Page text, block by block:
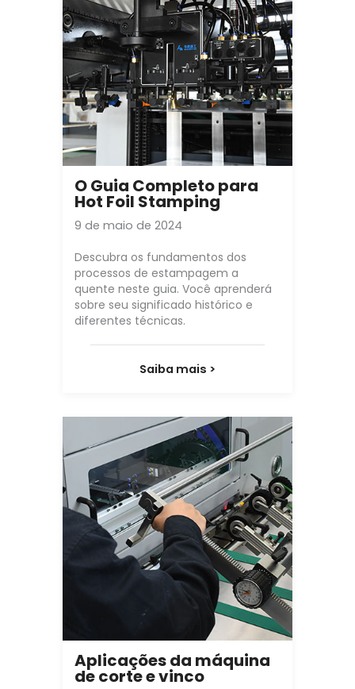
O Guia Completo para
Hot Foil Stamping
9 de maio de 2024
Descubra os fundamentos dos
processos de estampagem a
quente neste guia. Você aprenderá
sobre seu significado histórico e
diferentes técnicas.
Saiba mais >
Aplicações da máquina
de corte e vinco